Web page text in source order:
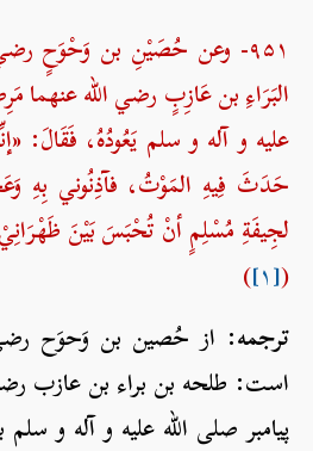
۹۵۱- وعن حُصَيْنِ بن وَحْوَحٍ
البَرَاءِ بن عَازِبٍ رضي الله عنهما
علیه و آله و سلم يَعُودُهُ، فَقَالَ:
حَدَثَ فِيهِ المَوْتُ، فآذِنُوني بِهِ
لجِيفَةِ مُسْلِمٍ أنْ تُحْبَسَ بَيْنَ ظَهْرَانِيْ
([۱] )
ترجمه: از حُصین بن وَحوَح
است: طلحه بن براء بن عازب
پیامبر صلی الله علیه و آله و